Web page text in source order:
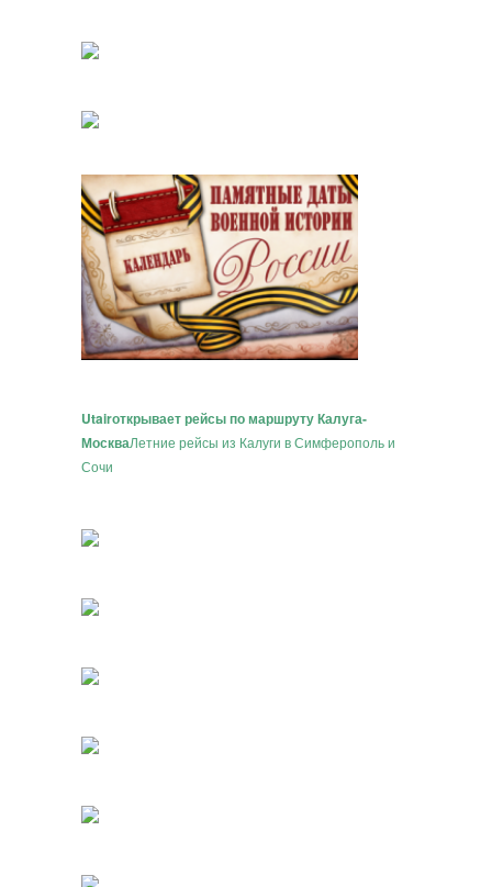
Utairоткрывает рейсы по маршруту Калуга-
МоскваЛетние рейсы из Калуги в Симферополь и
Сочи